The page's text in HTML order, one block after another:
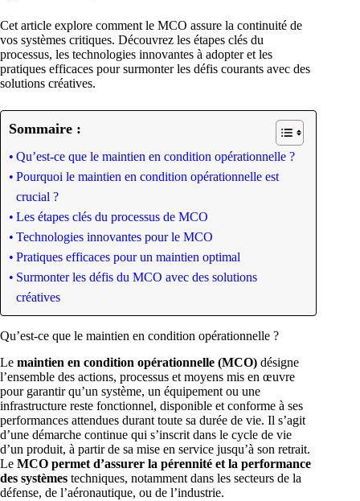
Cet article explore comment le MCO assure la continuité de
vos systèmes critiques. Découvrez les étapes clés du
processus, les technologies innovantes à adopter et les
pratiques efficaces pour surmonter les défis courants avec des
solutions créatives.
Sommaire :
Qu’est-ce que le maintien en condition opérationnelle ?
Pourquoi le maintien en condition opérationnelle est
crucial ?
Les étapes clés du processus de MCO
Technologies innovantes pour le MCO
Pratiques efficaces pour un maintien optimal
Surmonter les défis du MCO avec des solutions
créatives
Qu’est-ce que le maintien en condition opérationnelle ?
Le maintien en condition opérationnelle (MCO) désigne
l’ensemble des actions, processus et moyens mis en œuvre
pour garantir qu’un système, un équipement ou une
infrastructure reste fonctionnel, disponible et conforme à ses
performances attendues durant toute sa durée de vie. Il s’agit
d’une démarche continue qui s’inscrit dans le cycle de vie
d’un produit, à partir de sa mise en service jusqu’à son retrait.
Le MCO permet d’assurer la pérennité et la performance
des systèmes techniques, notamment dans les secteurs de la
défense, de l’aéronautique, ou de l’industrie.